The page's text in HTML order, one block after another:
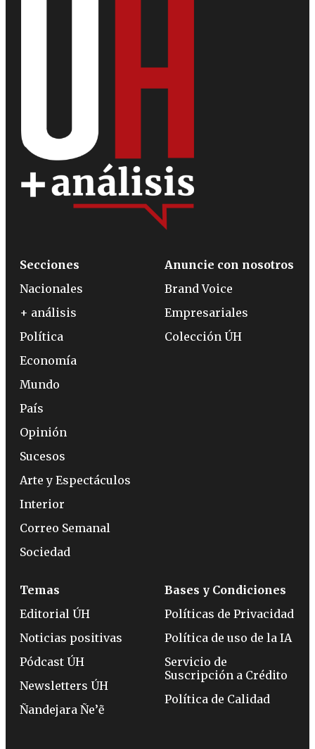
Secciones
Nacionales
+ análisis
Política
Economía
Mundo
País
Opinión
Sucesos
Arte y Espectáculos
Interior
Correo Semanal
Sociedad
Anuncie con nosotros
Brand Voice
Empresariales
Colección ÚH
Temas
Editorial ÚH
Noticias positivas
Pódcast ÚH
Newsletters ÚH
Ñandejara Ñe’ẽ
Bases y Condiciones
Políticas de Privacidad
Política de uso de la IA
Servicio de
Suscripción a Crédito
Política de Calidad